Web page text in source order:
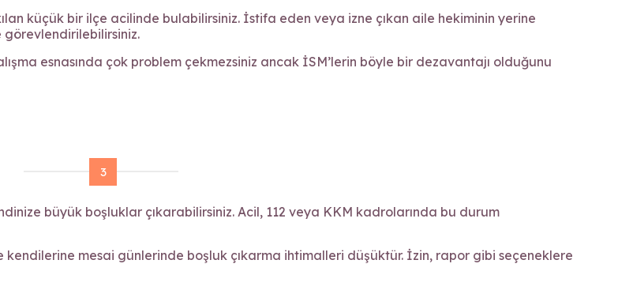
küçük bir ilçe acilinde bulabilirsiniz. İstifa eden veya izne çıkan aile hekiminin yerine
esnasında çok problem çekmezsiniz ancak İSM’lerin böyle bir dezavantajı olduğunu
3
büyük boşluklar çıkarabilirsiniz. Acil, 112 veya KKM kadrolarında bu durum
kendilerine mesai günlerinde boşluk çıkarma ihtimalleri düşüktür. İzin, rapor gibi seçeneklere